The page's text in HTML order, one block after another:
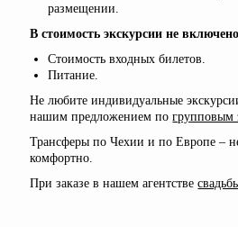
размещении.
В стоимость экскурсии не
Стоимость входных билетов.
Питание.
Не любите индивидуальные
нашим предложением погрупповым
Трансферы по Чехии и по Европе –
комфортно.
При заказе в нашем агентстве